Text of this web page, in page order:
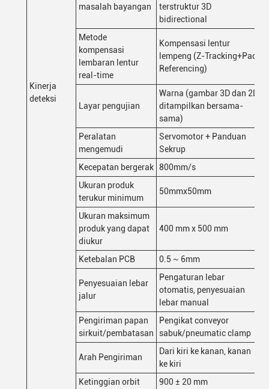
Kinerja
deteksi
masalah bayangan
terstruktur 3D
bidirectional
Metode
kompensasi
lembaran lentur
real-time
Kompensasi lentur
lempeng (Z-Tracking+Pad
Referencing)
Layar pengujian
Warna (gambar 3D dan 2D
ditampilkan bersama-
sama)
Peralatan
mengemudi
Servomotor + Panduan
Sekrup
Kecepatan bergerak 800mm/s
Ukuran produk
terukur minimum
50mmx50mm
Ukuran maksimum
produk yang dapat
diukur
400 mm x 500 mm
Ketebalan PCB 0.5 ~ 6mm
Penyesuaian lebar
jalur
Pengaturan lebar
otomatis, penyesuaian
lebar manual
Pengiriman papan
sirkuit/pembatasan
Pengikat conveyor
sabuk/pneumatic clamp
Arah Pengiriman
Dari kiri ke kanan, kanan
ke kiri
Ketinggian orbit
900 ± 20 mm